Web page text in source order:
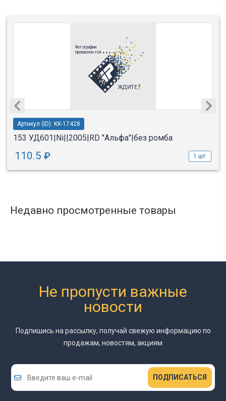
Артикул (ID): KK-17428
153 УД601|Ni||2005|RD "Альфа"|без ромба
110.5 ₽ 1 шт.
Недавно просмотренные товары
Не пропусти важные
новости
Подпишись на рассылку, получай свежую информацию по
продажам, новостям, акциям
ПОДПИСАТЬСЯ